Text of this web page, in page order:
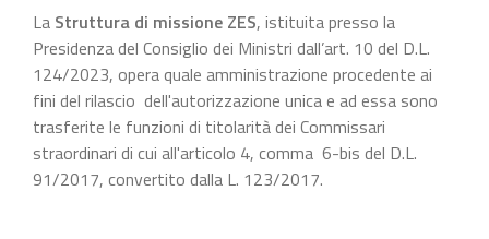
La Struttura di missione ZES, istituita presso la
Presidenza del Consiglio dei Ministri dall’art. 10 del D.L.
124/2023, opera quale amministrazione procedente ai
fini del rilascio dell'autorizzazione unica e ad essa sono
trasferite le funzioni di titolarità dei Commissari
straordinari di cui all'articolo 4, comma 6-bis del D.L.
91/2017, convertito dalla L. 123/2017.